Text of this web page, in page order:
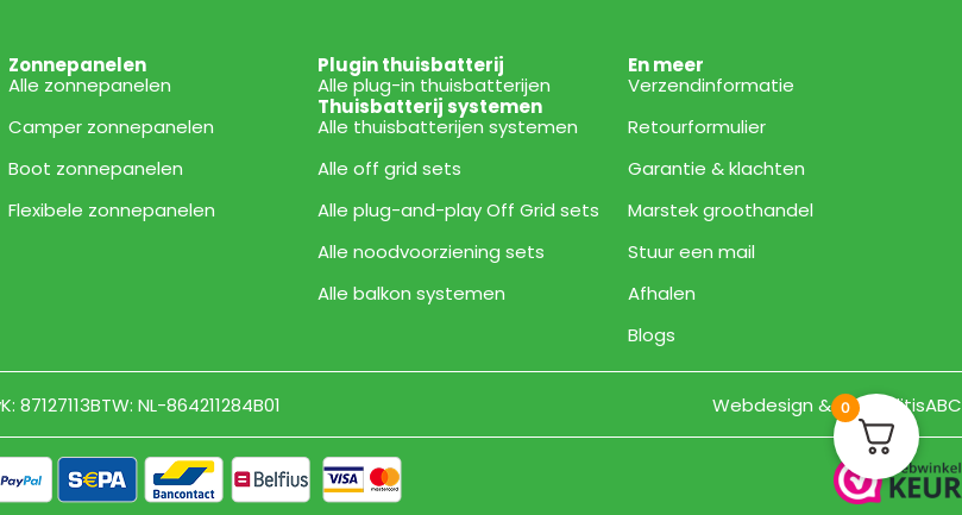
Zonnepanelen
Alle zonnepanelen
Camper zonnepanelen
Boot zonnepanelen
Flexibele zonnepanelen
Plugin thuisbatterij
Alle plug-in thuisbatterijen
Thuisbatterij systemen
Alle thuisbatterijen systemen
Alle off grid sets
Alle plug-and-play Off Grid sets
Alle noodvoorziening sets
Alle balkon systemen
En meer
Verzendinformatie
Retourformulier
Garantie & klachten
Marstek groothandel
Stuur een mail
Afhalen
Blogs
87127113BTW: NL-864211284B01 Webdesign & Bouw ditisABC
0